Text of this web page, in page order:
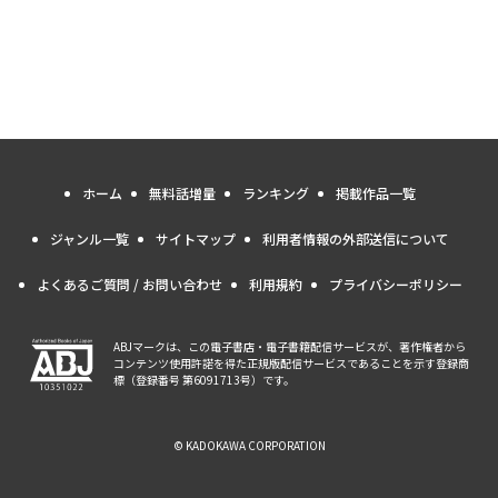
ホーム 無料話増量 ランキング 掲載作品一覧
ジャンル一覧 サイトマップ 利用者情報の外部送信について
よくあるご質問 / お問い合わせ 利用規約 プライバシーポリシー
ABJマークは、この電子書店・電子書籍配信サービスが、著作権者から
コンテンツ使用許諾を得た正規版配信サービスであることを示す登録商
標（登録番号 第6091713号）です。
© KADOKAWA CORPORATION